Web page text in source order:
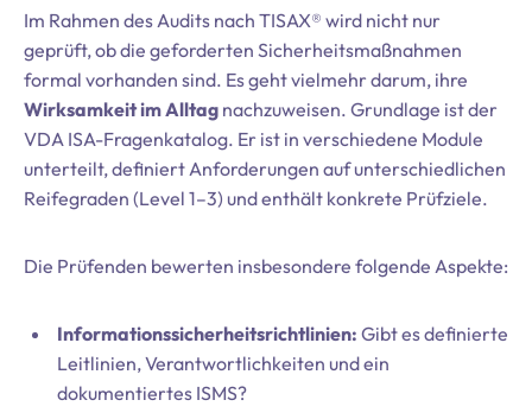
Im Rahmen des Audits nach TISAX® wird nicht nur
geprüft, ob die geforderten Sicherheitsmaßnahmen
formal vorhanden sind. Es geht vielmehr darum, ihre
Wirksamkeit im Alltag nachzuweisen. Grundlage ist der
VDA ISA-Fragenkatalog. Er ist in verschiedene Module
unterteilt, definiert Anforderungen auf unterschiedlichen
Reifegraden (Level 1–3) und enthält konkrete Prüfziele.
Die Prüfenden bewerten insbesondere folgende Aspekte:
Informationssicherheitsrichtlinien: Gibt es definierte
Leitlinien, Verantwortlichkeiten und ein
dokumentiertes ISMS?